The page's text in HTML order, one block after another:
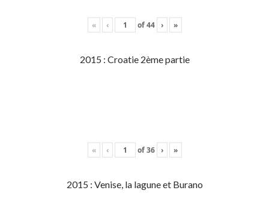
« ‹ of44 › »
2015 : Croatie 2ème partie
« ‹ of36 › »
2015 : Venise, la lagune et Burano